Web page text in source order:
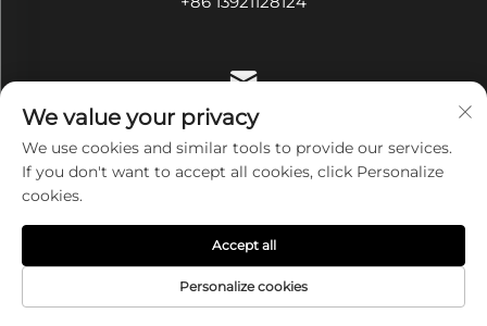
[email protected]
Copyright © Wuxi Ivy Textile Co., Ltd. Alle rechten
voorbehouden Privacybeleid
We value your privacy
We use cookies and similar tools to provide our services.
If you don't want to accept all cookies, click Personalize
cookies.
Personalize cookies
Accept all